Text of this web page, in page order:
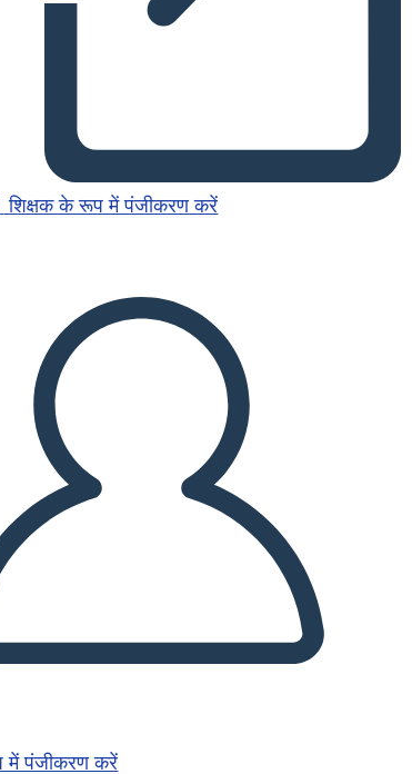
शिक्षक के रूप में पंजीकरण करें
में पंजीकरण करें